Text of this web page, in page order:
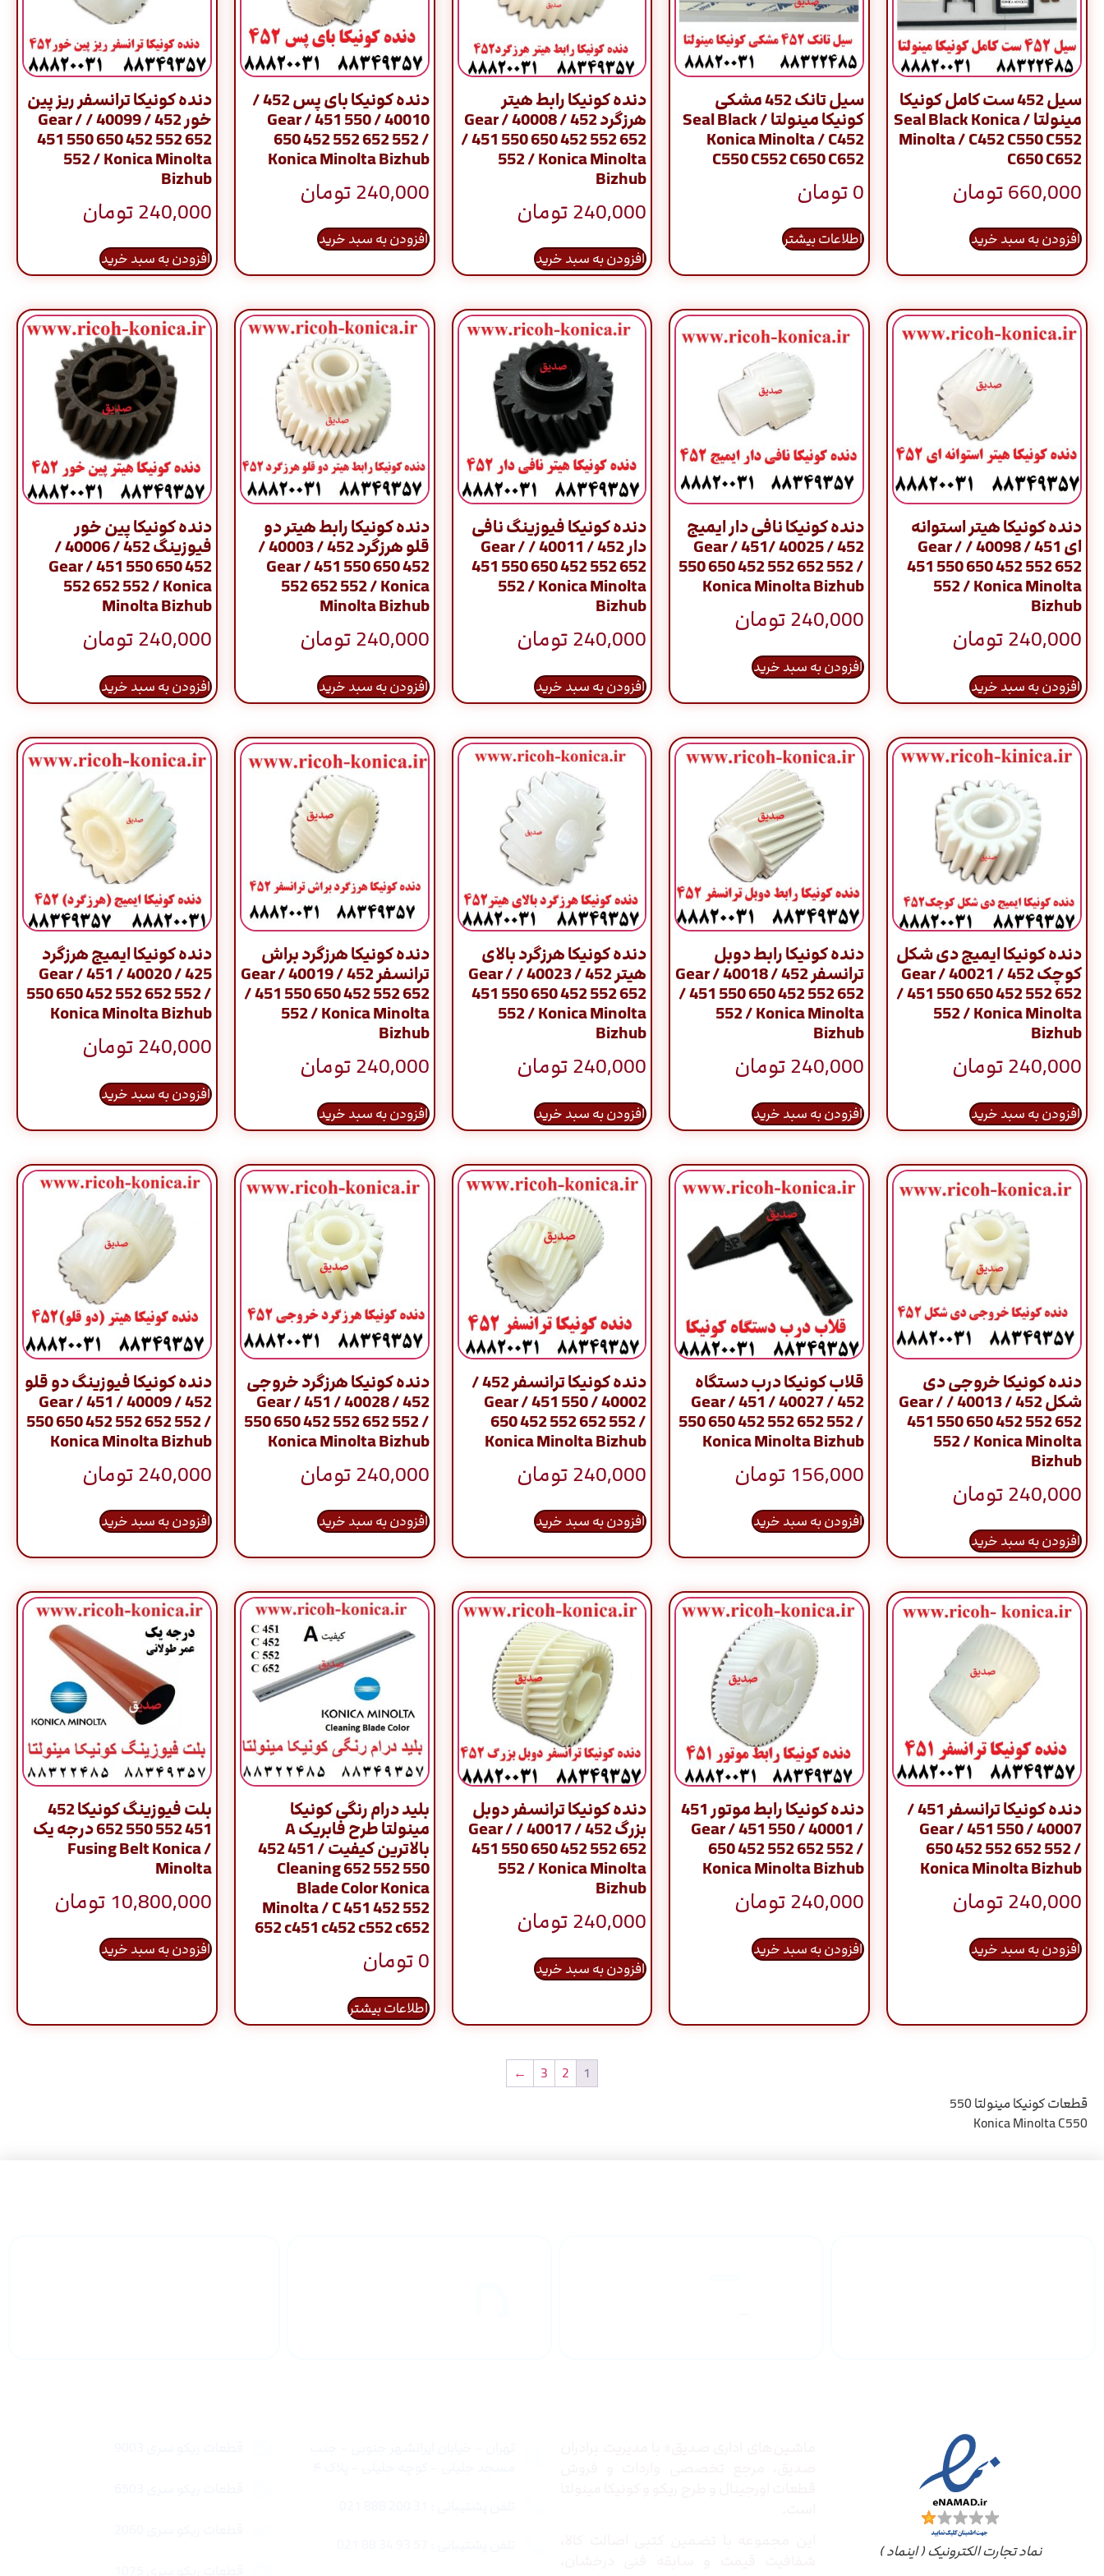
سیل 452 ست کامل کونیکا
مینولتا / Seal Black Konica
Minolta / C452 C550 C552
C650 C652
660,000تومان
افزودن به سبد خرید
سیل تانک 452 مشکی
کونیکا مینولتا / Seal Black
Konica Minolta / C452
C550 C552 C650 C652
0تومان
اطلاعات بیشتر
دنده کونیکا رابط هیتر
هرزگرد 452 / 40008 / Gear
/ 451 550 650 452 552 652
552 / Konica Minolta
Bizhub
240,000تومان
افزودن به سبد خرید
دنده کونیکا بای پس 452 /
40010 / Gear / 451 550
650 452 552 652 552 /
Konica Minolta Bizhub
240,000تومان
افزودن به سبد خرید
دنده کونیکا ترانسفر ریز پین
خور 452 / 40099 / Gear /
451 550 650 452 552 652
552 / Konica Minolta
Bizhub
240,000تومان
افزودن به سبد خرید
دنده کونیکا هیتر استوانه
ای 451 / 40098 / Gear /
451 550 650 452 552 652
552 / Konica Minolta
Bizhub
240,000تومان
افزودن به سبد خرید
دنده کونیکا نافی دار ایمیج
452 / 40025 /Gear / 451
550 650 452 552 652 552 /
Konica Minolta Bizhub
240,000تومان
افزودن به سبد خرید
دنده کونیکا فیوزینگ نافی
دار 452 / 40011 / Gear /
451 550 650 452 552 652
552 / Konica Minolta
Bizhub
240,000تومان
افزودن به سبد خرید
دنده کونیکا رابط هیتر دو
قلو هرزگرد 452 / 40003 /
Gear / 451 550 650 452
552 652 552 / Konica
Minolta Bizhub
240,000تومان
افزودن به سبد خرید
دنده کونیکا پین خور
فیوزینگ 452 / 40006 /
Gear / 451 550 650 452
552 652 552 / Konica
Minolta Bizhub
240,000تومان
افزودن به سبد خرید
دنده کونیکا ایمیج دی شکل
کوچک 452 / 40021 / Gear
/ 451 550 650 452 552 652
552 / Konica Minolta
Bizhub
240,000تومان
افزودن به سبد خرید
دنده کونیکا رابط دوبل
ترانسفر 452 / 40018 / Gear
/ 451 550 650 452 552 652
552 / Konica Minolta
Bizhub
240,000تومان
افزودن به سبد خرید
دنده کونیکا هرزگرد بالای
هیتر 452 / 40023 / Gear /
451 550 650 452 552 652
552 / Konica Minolta
Bizhub
240,000تومان
افزودن به سبد خرید
دنده کونیکا هرزگرد براش
ترانسفر 452 / 40019 / Gear
/ 451 550 650 452 552 652
552 / Konica Minolta
Bizhub
240,000تومان
افزودن به سبد خرید
دنده کونیکا ایمیج هرزگرد
425 / 40020 / Gear / 451
550 650 452 552 652 552 /
Konica Minolta Bizhub
240,000تومان
افزودن به سبد خرید
دنده کونیکا خروجی دی
شکل 452 / 40013 / Gear /
451 550 650 452 552 652
552 / Konica Minolta
Bizhub
240,000تومان
افزودن به سبد خرید
قلاب کونیکا درب دستگاه
452 / 40027 / Gear / 451
550 650 452 552 652 552 /
Konica Minolta Bizhub
156,000 تومان
افزودن به سبد خرید
دنده کونیکا ترانسفر 452 /
40002 / Gear / 451 550
650 452 552 652 552 /
Konica Minolta Bizhub
240,000تومان
افزودن به سبد خرید
دنده کونیکا هرزگرد خروجی
452 / 40028 / Gear / 451
550 650 452 552 652 552 /
Konica Minolta Bizhub
240,000تومان
افزودن به سبد خرید
دنده کونیکا فیوزینگ دو قلو
452 / 40009 / Gear / 451
550 650 452 552 652 552 /
Konica Minolta Bizhub
240,000تومان
افزودن به سبد خرید
دنده کونیکا ترانسفر 451 /
40007 / Gear / 451 550
650 452 552 652 552 /
Konica Minolta Bizhub
240,000تومان
افزودن به سبد خرید
دنده کونیکا رابط موتور 451
/ 40001 / Gear / 451 550
650 452 552 652 552 /
Konica Minolta Bizhub
240,000تومان
افزودن به سبد خرید
دنده کونیکا ترانسفر دوبل
بزرگ 452 / 40017 / Gear /
451 550 650 452 552 652
552 / Konica Minolta
Bizhub
240,000تومان
افزودن به سبد خرید
بلید درام رنگی کونیکا
مینولتا طرح فابریک A
بالاترین کیفیت / 451 452
550 552 652 Cleaning
Blade Color Konica
Minolta / C 451 452 552
652 c451 c452 c552 c652
0تومان
اطلاعات بیشتر
بلت فیوزینگ کونیکا 452
451 552 550 652 درجه یک
/ Fusing Belt Konica
Minolta
10,800,000 تومان
افزودن به سبد خرید
1
2
3
←
قطعات کونیکا مینولتا 550
Konica Minolta C550
نماد تجارت الکترونیک ( اینماد )